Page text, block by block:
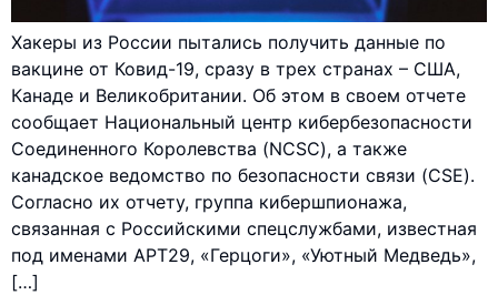
Хакеры из России пытались получить данные по
вакцине от Ковид-19, сразу в трех странах – США,
Канаде и Великобритании. Об этом в своем отчете
сообщает Национальный центр кибербезопасности
Соединенного Королевства (NCSC), а также
канадское ведомство по безопасности связи (CSE).
Согласно их отчету, группа кибершпионажа,
связанная с Российскими спецслужбами, известная
под именами APT29, «Герцоги», «Уютный Медведь»,
[…]